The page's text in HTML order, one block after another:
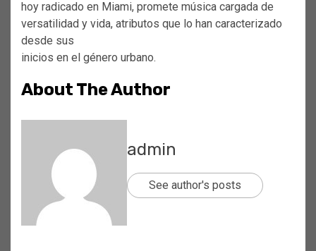
hoy radicado en Miami, promete música cargada de
versatilidad y vida, atributos que lo han caracterizado
desde sus
inicios en el género urbano.
About The Author
admin
See author's posts